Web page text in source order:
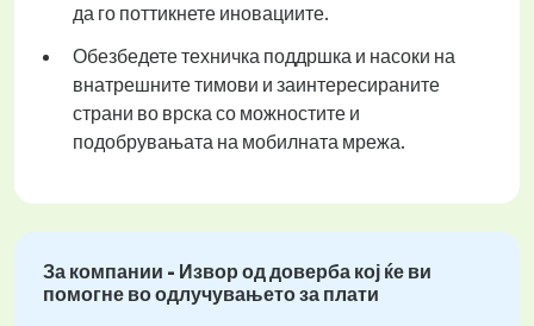
да го поттикнете иновациите.
Обезбедете техничка поддршка и насоки на
внатрешните тимови и заинтересираните
страни во врска со можностите и
подобрувањата на мобилната мрежа.
За компании - Извор од доверба кој ќе ви
помогне во одлучувањето за плати